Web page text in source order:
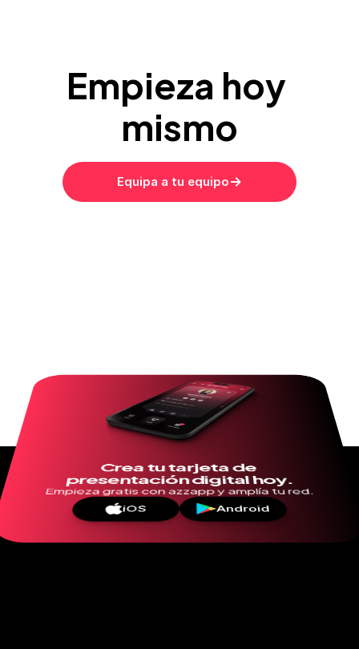
Empieza hoy
mismo
Equipa a tu equipo
Crea tu tarjeta de
presentación digital hoy.
Empieza gratis con azzapp y amplía tu red.
iOS Android